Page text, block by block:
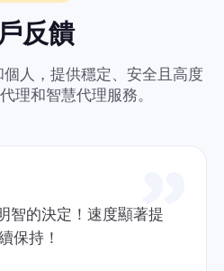
反饋
人，提供穩定、安全且高度
理和智慧代理服務。
智的決定！速度顯著提
保持！